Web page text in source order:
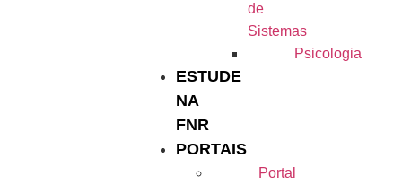
de
Sistemas
Psicologia
ESTUDE
NA
FNR
PORTAIS
Portal